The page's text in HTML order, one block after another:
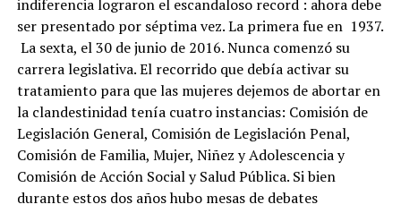
indiferencia lograron el escandaloso record : ahora debe
ser presentado por séptima vez. La primera fue en 1937.
La sexta, el 30 de junio de 2016. Nunca comenzó su
carrera legislativa. El recorrido que debía activar su
tratamiento para que las mujeres dejemos de abortar en
la clandestinidad tenía cuatro instancias: Comisión de
Legislación General, Comisión de Legislación Penal,
Comisión de Familia, Mujer, Niñez y Adolescencia y
Comisión de Acción Social y Salud Pública. Si bien
durante estos dos años hubo mesas de debates